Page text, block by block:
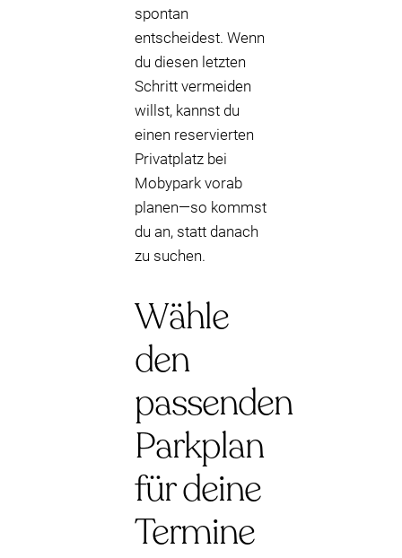
spontan
entscheidest. Wenn
du diesen letzten
Schritt vermeiden
willst, kannst du
einen reservierten
Privatplatz bei
Mobypark vorab
planen—so kommst
du an, statt danach
zu suchen.
Wähle
den
passenden
Parkplan
für deine
Termine